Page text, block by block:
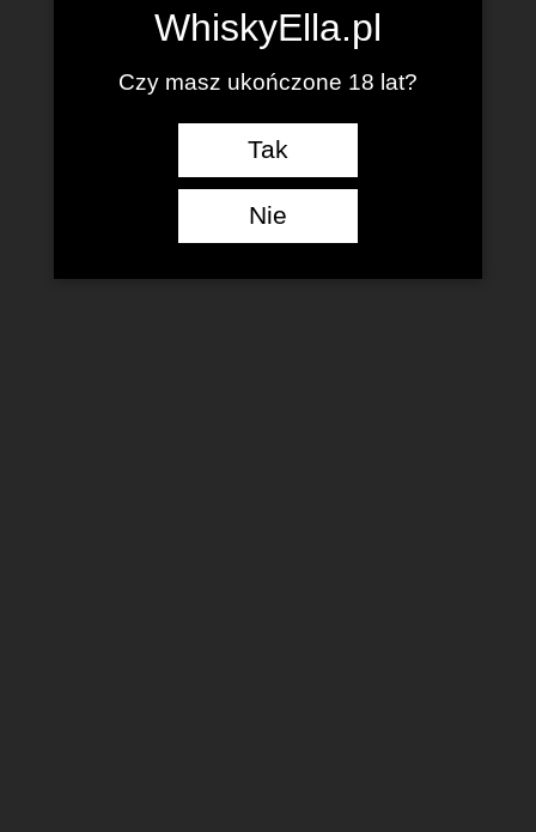
WhiskyElla.pl
Czy masz ukończone 18 lat?
Tak
Nie